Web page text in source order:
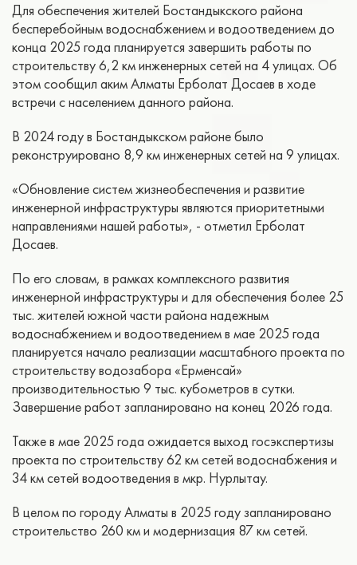
Для обеспечения жителей Бостандыкского района
бесперебойным водоснабжением и водоотведением до
конца 2025 года планируется завершить работы по
строительству 6,2 км инженерных сетей на 4 улицах. Об
этом сообщил аким Алматы Ерболат Досаев в ходе
встречи с населением данного района.
В 2024 году в Бостандыкском районе было
реконструировано 8,9 км инженерных сетей на 9 улицах.
«Обновление систем жизнеобеспечения и развитие
инженерной инфраструктуры являются приоритетными
направлениями нашей работы», - отметил Ерболат
Досаев.
По его словам, в рамках комплексного развития
инженерной инфраструктуры и для обеспечения более 25
тыс. жителей южной части района надежным
водоснабжением и водоотведением в мае 2025 года
планируется начало реализации масштабного проекта по
строительству водозабора «Ерменсай»
производительностью 9 тыс. кубометров в сутки.
Завершение работ запланировано на конец 2026 года.
Также в мае 2025 года ожидается выход госэкспертизы
проекта по строительству 62 км сетей водоснабжения и
34 км сетей водоотведения в мкр. Нурлытау.
В целом по городу Алматы в 2025 году запланировано
строительство 260 км и модернизация 87 км сетей.